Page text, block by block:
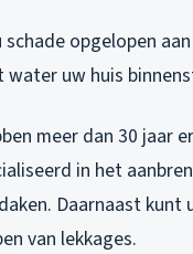
schade opgelopen
water uw huis
meer dan 30 jaar
in het
Daarnaast kunt
van lekkages.